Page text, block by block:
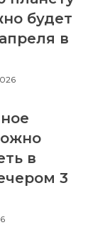
будет
в
в
3